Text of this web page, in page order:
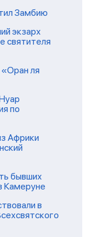
Замбию
экзарх
святителя
ля
по
Африки
бывших
Камеруне
в